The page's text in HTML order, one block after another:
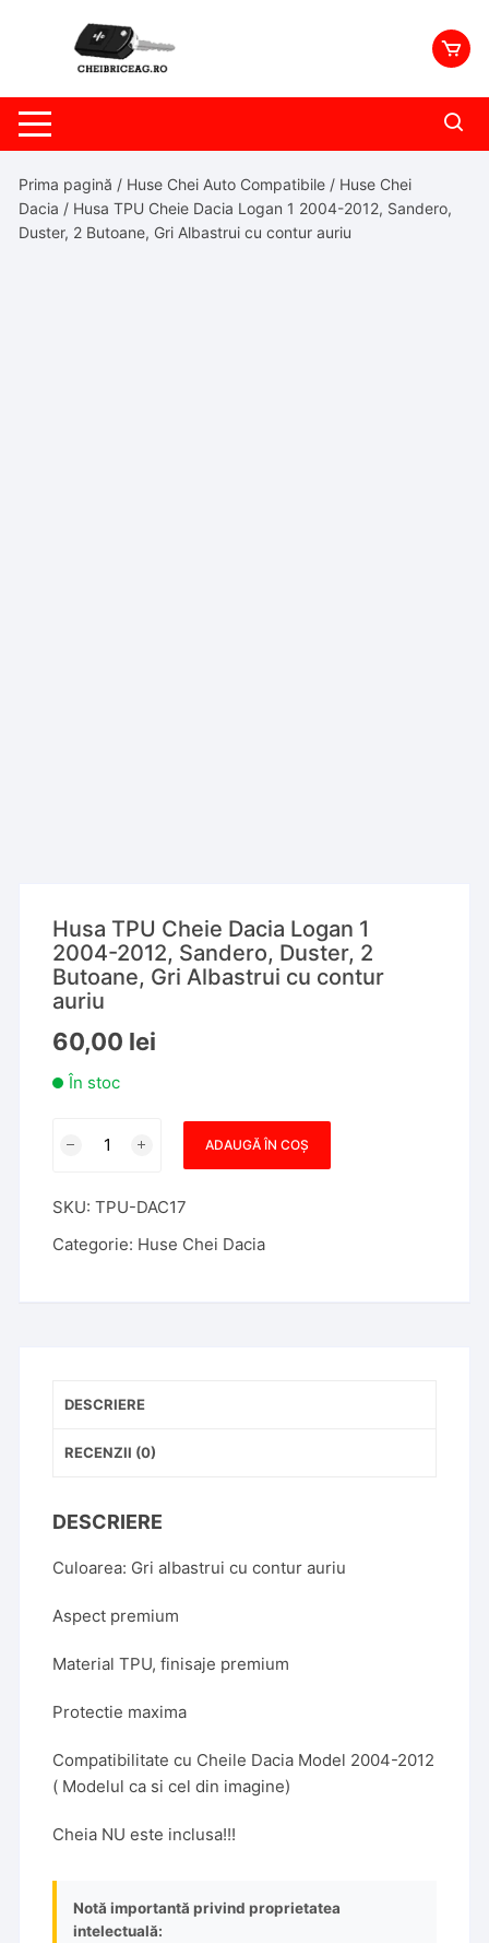
Prima pagină / Huse Chei Auto Compatibile / Huse Chei
Dacia / Husa TPU Cheie Dacia Logan 1 2004-2012, Sandero,
Duster, 2 Butoane, Gri Albastrui cu contur auriu
Husa TPU Cheie Dacia Logan 1
2004-2012, Sandero, Duster, 2
Butoane, Gri Albastrui cu contur
auriu
60,00 lei
În stoc
Cheie
Dacia
Logan
Butoane,
cu
auriu
ADAUGĂ ÎN COȘ
SKU:TPU-DAC17
Categorie: Huse Chei Dacia
DESCRIERE
RECENZII (0)
DESCRIERE
Culoarea: Gri albastrui cu contur auriu
Aspect premium
Material TPU, finisaje premium
Protectie maxima
Compatibilitate cu Cheile Dacia Model 2004-2012
( Modelul ca si cel din imagine)
Cheia NU este inclusa!!!
Notă importantă privind proprietatea
intelectuală: